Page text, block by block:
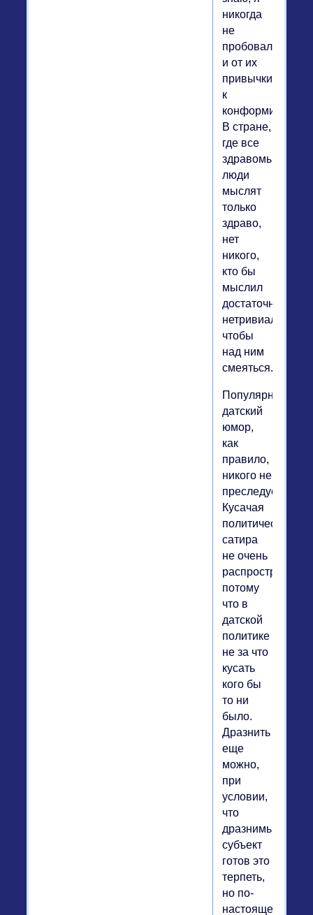
никогда
не
пробовал"),
и от их
привычки
к
конформизму.
В стране,
где все
люди
мыслят
только
здраво,
нет
никого,
кто бы
мыслил
достаточно
нетривиально,
чтобы
над ним
смеяться.
Популярный
датский
юмор,
как
правило,
никого не
преследует.
Кусачая
политическая
сатира
не очень
распространена,
потому
что в
датской
политике
не за что
кусать
кого бы
то ни
было.
Дразнить
еще
можно,
при
условии,
что
дразнимый
субъект
готов это
терпеть,
но по-
настоящему